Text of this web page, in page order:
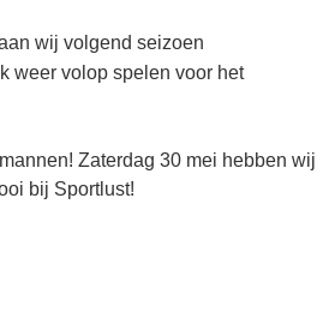
wij volgend seizoen
weer volop spelen voor het
Zaterdag 30 mei hebben wij
bij Sportlust!